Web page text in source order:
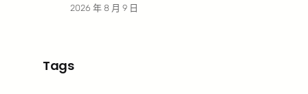
2026 年 8 月 9 日
Tags